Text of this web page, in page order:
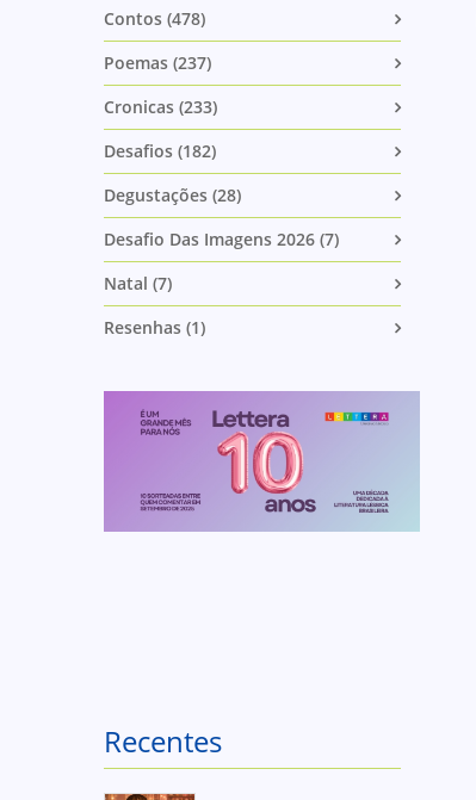
Contos (478)
Poemas (237)
Cronicas (233)
Desafios (182)
Degustações (28)
Desafio Das Imagens 2026 (7)
Natal (7)
Resenhas (1)
Recentes